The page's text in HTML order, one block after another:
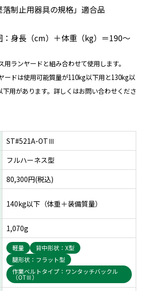
制止用器具の規格」適合品
：身長（cm）＋体重（kg）＝190～
ランヤードと組み合わせて使用します。
ードは使用可能質量が110kg以下用と130kg以
下用があります。詳しくはお問い合わせくださ
ST#521A-OTⅢ
フルハーネス型
80,300円(税込)
140kg以下（体重＋装備質量）
1,070g
軽量
背中形状：X型
腿形状：フラット型
作業ベルトタイプ：ワンタッチバックル
（OTⅢ）